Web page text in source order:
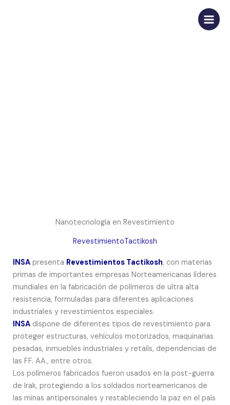
Nanotecnología en Revestimiento
RevestimientoTactikosh
INSA presenta Revestimientos Tactikosh, con materias
primas de importantes empresas Norteamericanas líderes
mundiales en la fabricación de polímeros de ultra alta
resistencia, formuladas para diferentes aplicaciones
industriales y revestimientos especiales.
INSA dispone de diferentes tipos de revestimiento para
proteger estructuras, vehículos motorizados, maquinarias
pesadas, inmuebles industriales y retails, dependencias de
las FF. AA., entre otros.
Los polímeros fabricados fueron usados en la post-guerra
de Irak, protegiendo a los soldados norteamericanos de
las minas antipersonales y restableciendo la paz en el país